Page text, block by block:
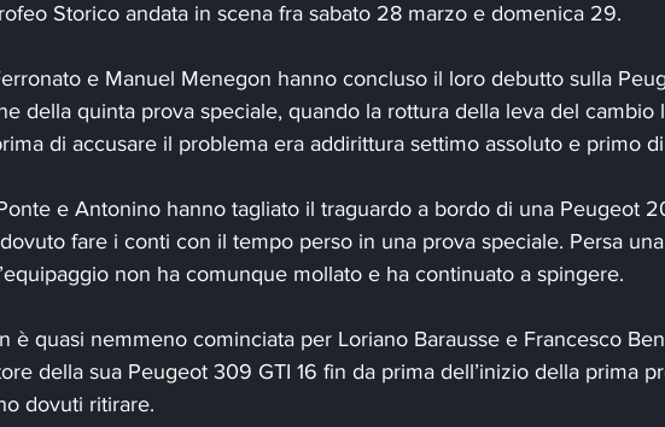
Storico andata in scena fra sabato 28 marzo e domenica 29.
e Manuel Menegon hanno concluso il loro debutto sulla
della quinta prova speciale, quando la rottura della leva del cambio
di accusare il problema era addirittura settimo assoluto e primo
e Antonino hanno tagliato il traguardo a bordo di una Peugeot
fare i conti con il tempo perso in una prova speciale. Persa
non ha comunque mollato e ha continuato a spingere.
è quasi nemmeno cominciata per Loriano Barausse e Francesco
della sua Peugeot 309 GTI 16 fin da prima dell’inizio della prima
dovuti ritirare.